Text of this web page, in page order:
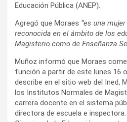
Educación Pública (ANEP).
Agregó que Moraes “es una
reconocida en el ámbito de los
Magisterio como de Enseñanza
Muñoz informó que Moraes
función a partir de este lunes 16
describe en el sitio web del Ined,
los Institutos Normales de
carrera docente en el sistema
directora de escuela e inspectora.